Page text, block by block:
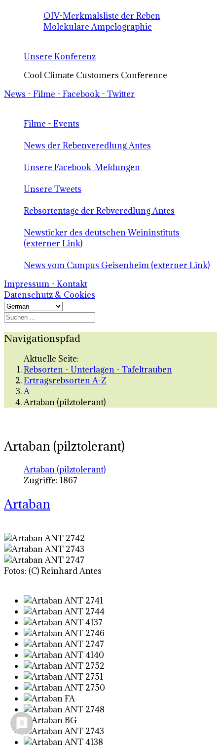
OIV-Merkmalsliste der Reben
Molekulare Ampelographie
Unsere Konferenz
Cool Climate Customers Conference
News - Filme - Facebook - Twitter
Filme - Events
News der Rebenveredlung Antes
Unsere Facebook-Meldungen
Unsere Tweets
Rebsortentage der Rebveredlung Antes
Newsticker des deutschen Weininstituts
(externer Link)
News vom Campus Geisenheim (externer Link)
Impressum - Kontakt
Datenschutz & Cookies
Navigationspfad
Aktuelle Seite:
Rebsorten - Unterlagen - Tafeltrauben
Ertragsrebsorten A-Z
A
Artaban (pilztolerant)
Artaban (pilztolerant)
Artaban (pilztolerant)
Zugriffe: 1867
Artaban
Fotos: (C) Reinhard Antes